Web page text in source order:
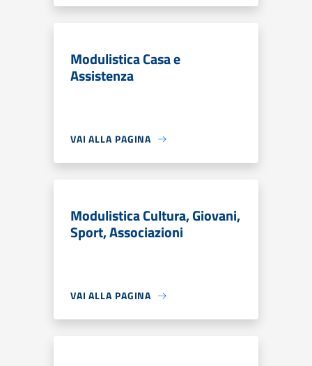
Modulistica Casa e
Assistenza
VAI ALLA PAGINA
Modulistica Cultura, Giovani,
Sport, Associazioni
VAI ALLA PAGINA